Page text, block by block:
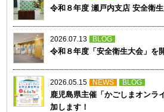
令和８年度 瀬戸内支店 安全衛
2026.07.13 BLOG
令和８年度「安全衛生大会」を
2026.05.15 NEWS BLOG
鹿児島県主催「かごしまオンラ
加します！